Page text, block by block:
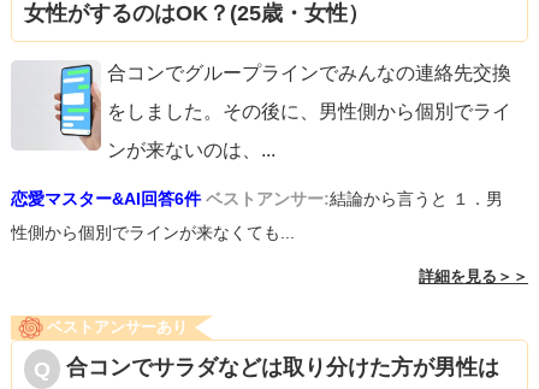
女性がするのはOK？(25歳・女性）
合コンでグループラインでみんなの連絡先交換
をしました。その後に、男性側から個別でライ
ンが来ないのは、 ...
恋愛マスター&AI回答6件 ベストアンサー:結論から言うと １．男
性側から個別でラインが来なくても...
詳細を見る＞＞
ベストアンサーあり
合コンでサラダなどは取り分けた方が男性は